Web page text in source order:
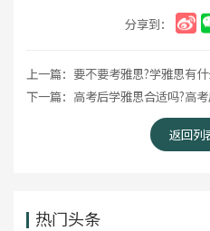
分享到：
上一篇： 要不要考雅思?学雅思有
下一篇： 高考后学雅思合适吗?高
返回列
热门头条